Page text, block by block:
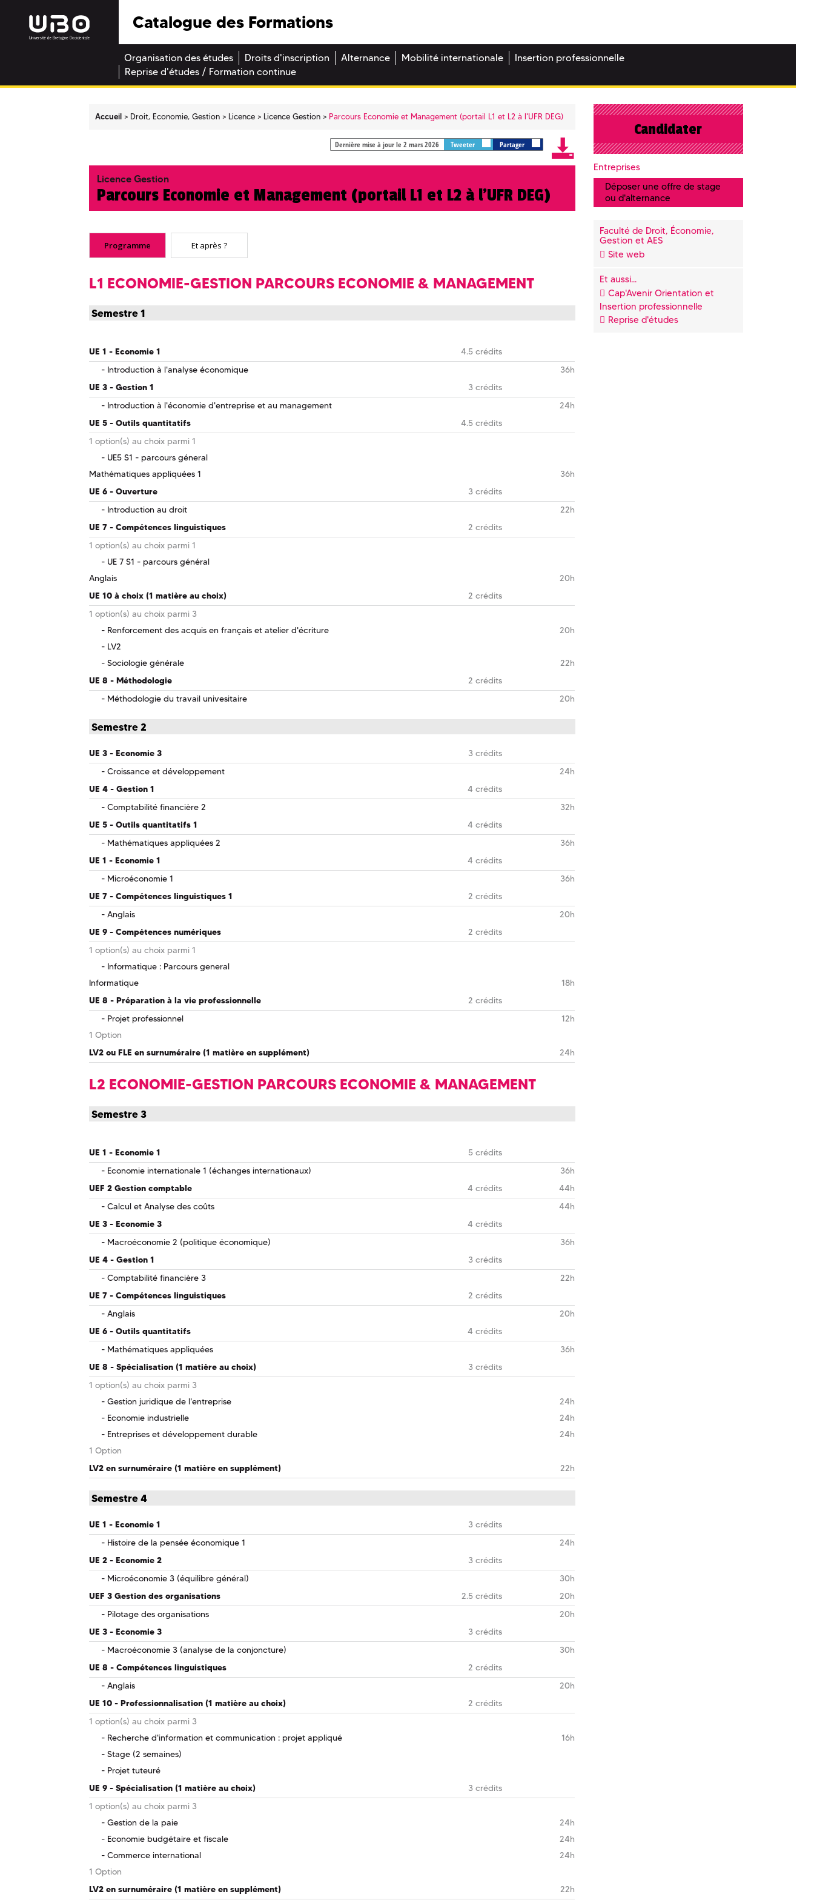
Catalogue des Formations
Organisation des études Droits d'inscription Alternance Mobilité internationale
Insertion professionnelle
Reprise d'études / Formation continue
Accueil Droit, Economie, Gestion Licence Licence Gestion Parcours Economie et Management (portail L1 et L2 à l'UFR DEG)
Dernière mise à jour le 2 mars 2026 Tweeter Partager
Licence Gestion
Parcours Economie et Management (portail L1 et L2 à l'UFR DEG)
Programme Et après ?
L1 ECONOMIE-GESTION PARCOURS ECONOMIE & MANAGEMENT
Semestre 1
UE 1 - Economie 1
4.5 crédits
Introduction à l'analyse économique
36h
UE 3 - Gestion 1
3 crédits
Introduction à l'économie d'entreprise et au management
24h
UE 5 - Outils quantitatifs
4.5 crédits
1 option(s) au choix parmi 1
UE5 S1 - parcours géneral
Mathématiques appliquées 1
36h
UE 6 - Ouverture
3 crédits
Introduction au droit
22h
UE 7 - Compétences linguistiques
2 crédits
1 option(s) au choix parmi 1
UE 7 S1 - parcours général
Anglais
20h
UE 10 à choix (1 matière au choix)
2 crédits
1 option(s) au choix parmi 3
Renforcement des acquis en français et atelier d'écriture
20h
LV2
Sociologie générale
22h
UE 8 - Méthodologie
2 crédits
Méthodologie du travail univesitaire
20h
Semestre 2
UE 3 - Economie 3
3 crédits
Croissance et développement
24h
UE 4 - Gestion 1
4 crédits
Comptabilité financière 2
32h
UE 5 - Outils quantitatifs 1
4 crédits
Mathématiques appliquées 2
36h
UE 1 - Economie 1
4 crédits
Microéconomie 1
36h
UE 7 - Compétences linguistiques 1
2 crédits
Anglais
20h
UE 9 - Compétences numériques
2 crédits
1 option(s) au choix parmi 1
Informatique : Parcours general
Informatique
18h
UE 8 - Préparation à la vie professionnelle
2 crédits
Projet professionnel
12h
1 Option
LV2 ou FLE en surnuméraire (1 matière en supplément)
24h
L2 ECONOMIE-GESTION PARCOURS ECONOMIE & MANAGEMENT
Semestre 3
UE 1 - Economie 1
5 crédits
Economie internationale 1 (échanges internationaux)
36h
UEF 2 Gestion comptable
4 crédits
44h
Calcul et Analyse des coûts
44h
UE 3 - Economie 3
4 crédits
Macroéconomie 2 (politique économique)
36h
UE 4 - Gestion 1
3 crédits
Comptabilité financière 3
22h
UE 7 - Compétences linguistiques
2 crédits
Anglais
20h
UE 6 - Outils quantitatifs
4 crédits
Mathématiques appliquées
36h
UE 8 - Spécialisation (1 matière au choix)
3 crédits
1 option(s) au choix parmi 3
Gestion juridique de l'entreprise
24h
Economie industrielle
24h
Entreprises et développement durable
24h
1 Option
LV2 en surnuméraire (1 matière en supplément)
22h
Semestre 4
UE 1 - Economie 1
3 crédits
Histoire de la pensée économique 1
24h
UE 2 - Economie 2
3 crédits
Microéconomie 3 (équilibre général)
30h
UEF 3 Gestion des organisations
2.5 crédits
20h
Pilotage des organisations
20h
UE 3 - Economie 3
3 crédits
Macroéconomie 3 (analyse de la conjoncture)
30h
UE 8 - Compétences linguistiques
2 crédits
Anglais
20h
UE 10 - Professionnalisation (1 matière au choix)
2 crédits
1 option(s) au choix parmi 3
Recherche d'information et communication : projet appliqué
16h
Stage (2 semaines)
Projet tuteuré
UE 9 - Spécialisation (1 matière au choix)
3 crédits
1 option(s) au choix parmi 3
Gestion de la paie
24h
Economie budgétaire et fiscale
24h
Commerce international
24h
1 Option
LV2 en surnuméraire (1 matière en supplément)
22h
Candidater
Entreprises
Déposer une offre de stage
ou d'alternance
Faculté de Droit, Économie,
Gestion et AES
Site web
Et aussi...
Cap'Avenir Orientation et
Insertion professionnelle
Reprise d'études